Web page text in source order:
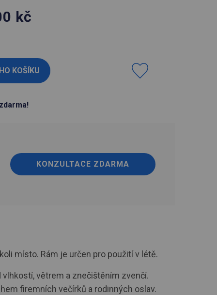
kč
KONZULTACE ZDARMA
místo. Rám je určen pro použití v létě.
vlhkostí, větrem a znečištěním zvenčí.
firemních večírků a rodinných oslav.